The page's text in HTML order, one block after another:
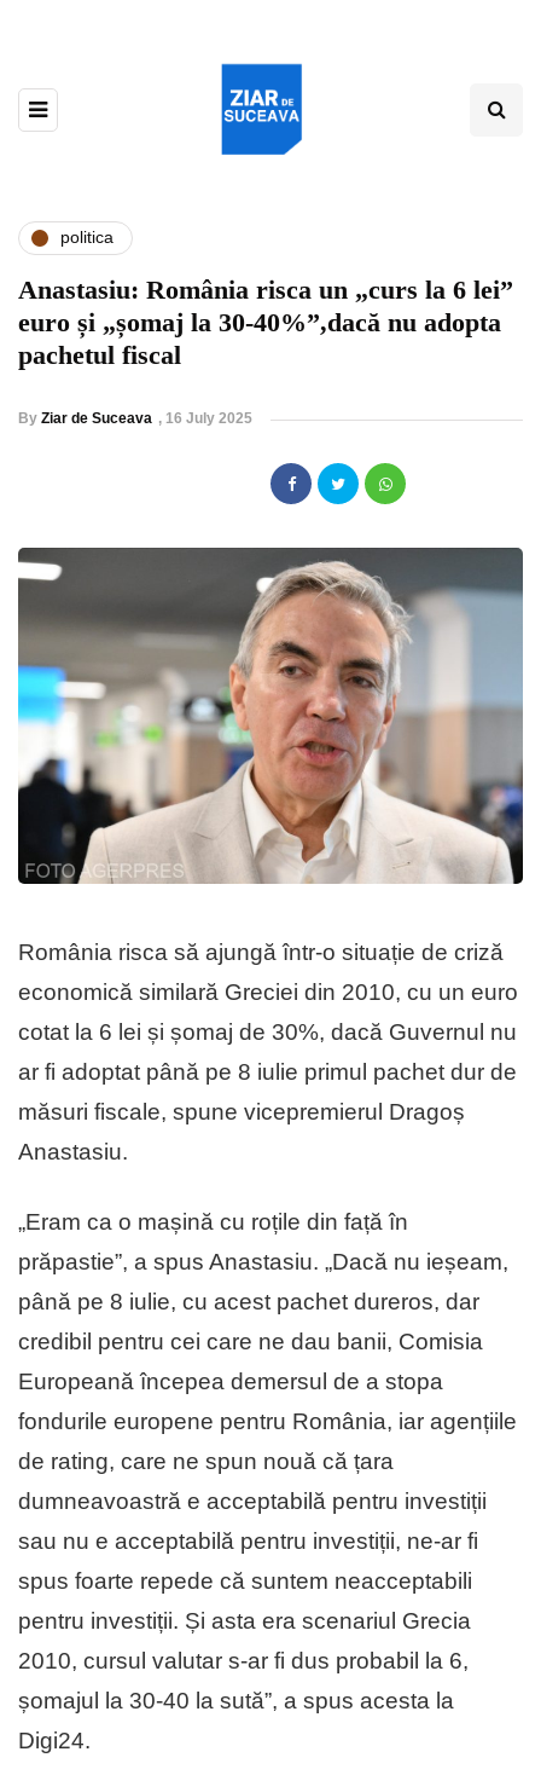
politica
Anastasiu: România risca un „curs la 6 lei”
euro și „șomaj la 30-40%”,dacă nu adopta
pachetul fiscal
By Ziar de Suceava , 16 July 2025
România risca să ajungă într-o situație de criză
economică similară Greciei din 2010, cu un euro
cotat la 6 lei și șomaj de 30%, dacă Guvernul nu
ar fi adoptat până pe 8 iulie primul pachet dur de
măsuri fiscale, spune vicepremierul Dragoș
Anastasiu.
„Eram ca o mașină cu roțile din față în
prăpastie”, a spus Anastasiu. „Dacă nu ieșeam,
până pe 8 iulie, cu acest pachet dureros, dar
credibil pentru cei care ne dau banii, Comisia
Europeană începea demersul de a stopa
fondurile europene pentru România, iar agențiile
de rating, care ne spun nouă că țara
dumneavoastră e acceptabilă pentru investiții
sau nu e acceptabilă pentru investiții, ne-ar fi
spus foarte repede că suntem neacceptabili
pentru investiții. Și asta era scenariul Grecia
2010, cursul valutar s-ar fi dus probabil la 6,
șomajul la 30-40 la sută”, a spus acesta la
Digi24.